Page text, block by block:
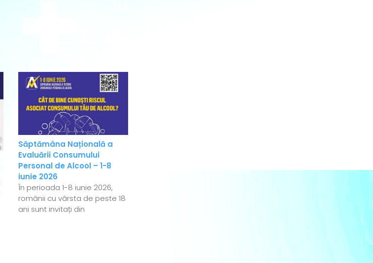
Săptămâna Națională a
Evaluării Consumului
Personal de Alcool – 1-8
iunie 2026
În perioada 1-8 iunie 2026,
românii cu vârsta de peste 18
ani sunt invitați din